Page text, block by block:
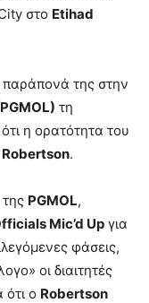
στο Etihad
της στην
τη
η ορατότητα του
Robertson.
της PGMOL,
Mic’d Up για
φάσεις,
οι διαιτητές
ο Robertson